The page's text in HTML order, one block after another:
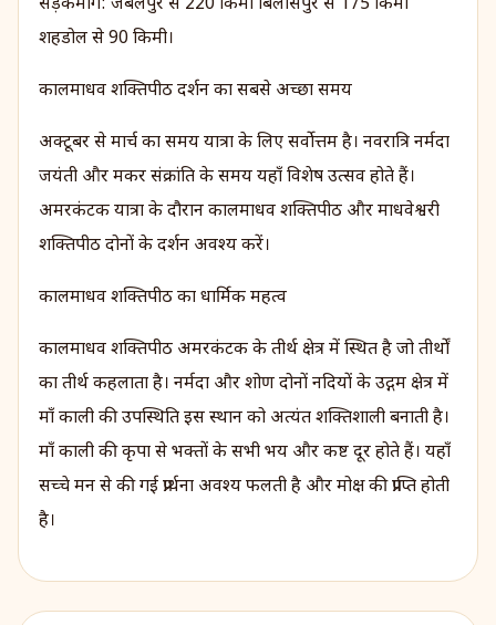
सड़कमार्ग: जबलपुर से 220 किमी बिलासपुर से 175 किमी
शहडोल से 90 किमी।
कालमाधव शक्तिपीठ दर्शन का सबसे अच्छा समय
अक्टूबर से मार्च का समय यात्रा के लिए सर्वोत्तम है। नवरात्रि नर्मदा
जयंती और मकर संक्रांति के समय यहाँ विशेष उत्सव होते हैं।
अमरकंटक यात्रा के दौरान कालमाधव शक्तिपीठ और माधवेश्वरी
शक्तिपीठ दोनों के दर्शन अवश्य करें।
कालमाधव शक्तिपीठ का धार्मिक महत्व
कालमाधव शक्तिपीठ अमरकंटक के तीर्थ क्षेत्र में स्थित है जो तीर्थों
का तीर्थ कहलाता है। नर्मदा और शोण दोनों नदियों के उद्गम क्षेत्र में
माँ काली की उपस्थिति इस स्थान को अत्यंत शक्तिशाली बनाती है।
माँ काली की कृपा से भक्तों के सभी भय और कष्ट दूर होते हैं। यहाँ
सच्चे मन से की गई प्रार्थना अवश्य फलती है और मोक्ष की प्राप्ति होती
है।